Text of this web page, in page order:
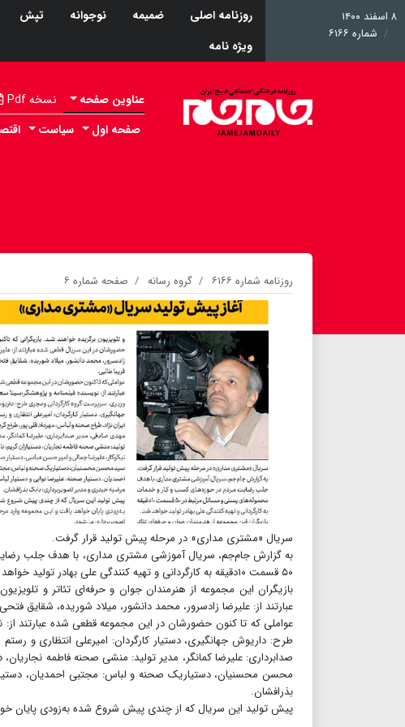
۸ اسفند ۱۴۰۰
شماره ۶۱۶۶
روزنامه اصلی ضمیمه نوجوانه تپش
ویژه نامه
عناوین صفحه نسخه Pdf
صفحه اول سیاست
روزنامه شماره ۶۱۶۶ گروه رسانه صفحه شماره ۶
سریال «مشتری مداری» در مرحله پیش تولید قرار گرفت.
به گزارش جام‌جم، سریال آموزشی مشتری مداری، با هدف جلب
۵۰ قسمت ۱۰دقیقه به کارگردانی و تهیه کنندگی علی بهادر تولید خواهد شد.
بازیگران این مجموعه از هنرمندان جوان و حرفه‌ای تئاتر و
عبارتند از: علیرضا زادسرور، محمد دانشور، میلاد شوریده، شقایق
عواملی که تا کنون حضورشان در این مجموعه قطعی شده عبارتند
طرح: داریوش جهانگیری، دستیار کارگردان: امیرعلی انتظاری و
صدابرداری: علیرضا کمانگر، مدیر تولید: منشی صحنه فاطمه
محسن محسنیان، دستیاریک صحنه و لباس: مجتبی احمدیان،
بذرافشان.
پیش تولید این سریال که از چندی پیش شروع شده به‌زودی پایان